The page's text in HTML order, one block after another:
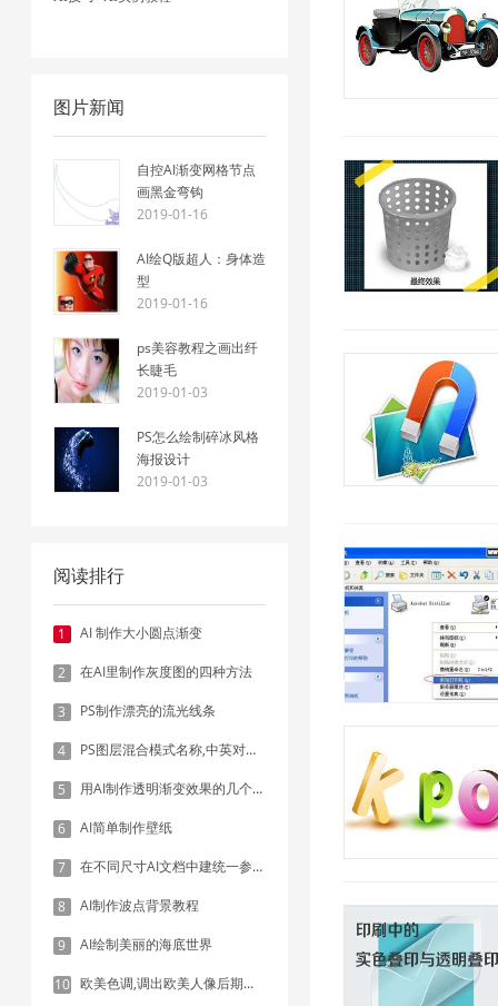
图片新闻
自控AI渐变网格节点
画黑金弯钩
2019-01-16
AI绘Q版超人：身体造
型
2019-01-16
ps美容教程之画出纤
长睫毛
2019-01-03
PS怎么绘制碎冰风格
海报设计
2019-01-03
阅读排行
1 AI 制作大小圆点渐变
2 在AI里制作灰度图的四种方法
3 PS制作漂亮的流光线条
4 PS图层混合模式名称,中英对照表
5 用AI制作透明渐变效果的几个方法
6 AI简单制作壁纸
7 在不同尺寸AI文档中建统一参考线 - 方法1：对齐和分布
8 AI制作波点背景教程
9 AI绘制美丽的海底世界
10 欧美色调,调出欧美人像后期色调实例